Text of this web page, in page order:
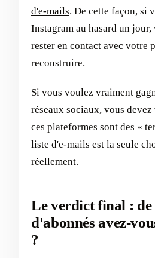
d'e-mails. De cette façon, si
Instagram au hasard un
rester en contact avec votre
reconstruire.
Si vous voulez vraiment
réseaux sociaux, vous
ces plateformes sont des «
liste d'e-mails est la seule
réellement.
Le verdict final : de
d'abonnés avez-
?